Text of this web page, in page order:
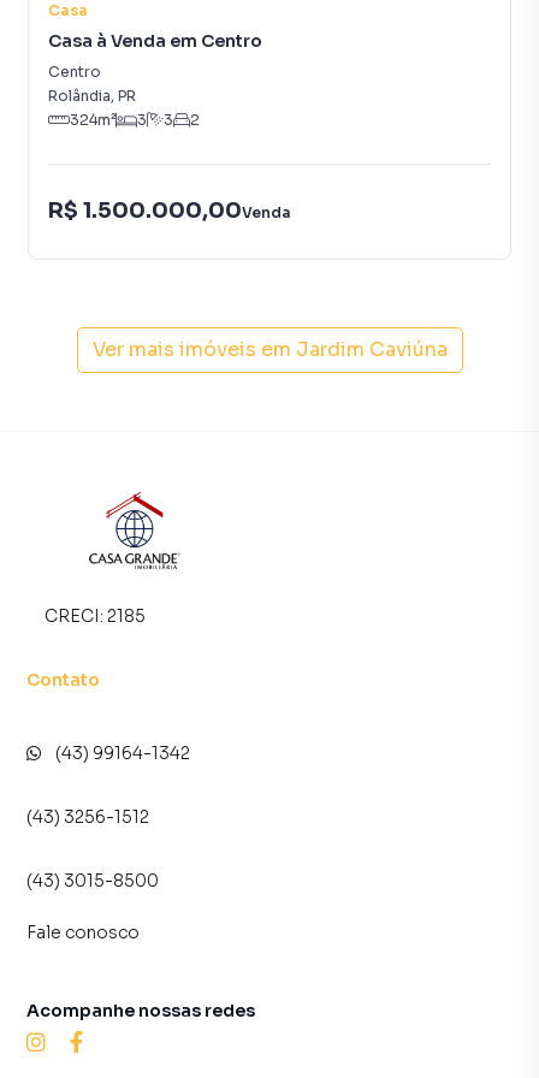
Casa
Casa à Venda em Centro
Centro
Rolândia, PR
324m² 3 3 2
R$ 1.500.000,00Venda
Ver mais imóveis em Jardim Caviúna
CRECI: 2185
Contato
(43) 99164-1342
(43) 3256-1512
(43) 3015-8500
Fale conosco
Acompanhe nossas redes